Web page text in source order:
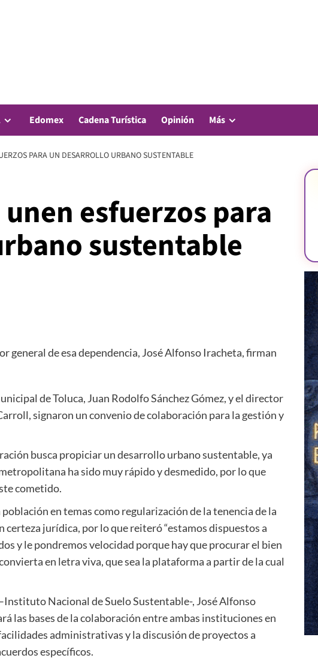
Edomex Cadena Turística Opinión Más
PARA UN DESARROLLO URBANO SUSTENTABLE
unen esfuerzos para
sustentable
general de esa dependencia, José Alfonso Iracheta, firman
de Toluca, Juan Rodolfo Sánchez Gómez, y el director
signaron un convenio de colaboración para la gestión y
busca propiciar un desarrollo urbano sustentable, ya
ha sido muy rápido y desmedido, por lo que
cometido.
en temas como regularización de la tenencia de la
certeza jurídica, por lo que reiteró “estamos dispuestos a
y le pondremos velocidad porque hay que procurar el bien
en letra viva, que sea la plataforma a partir de la cual
Nacional de Suelo Sustentable-, José Alfonso
las bases de la colaboración entre ambas instituciones en
administrativas y la discusión de proyectos a
específicos.